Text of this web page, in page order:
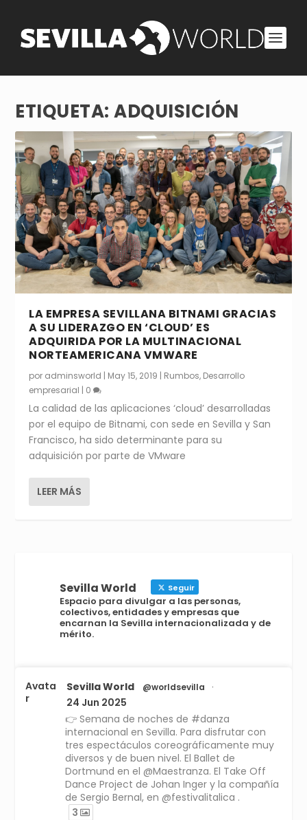
ETIQUETA:ADQUISICIÓN
LA EMPRESA SEVILLANA BITNAMI GRACIAS
A SU LIDERAZGO EN ‘CLOUD’ ES
ADQUIRIDA POR LA MULTINACIONAL
NORTEAMERICANA VMWARE
por adminsworld | May 15, 2019 | Rumbos, Desarrollo
empresarial | 0
La calidad de las aplicaciones ‘cloud’ desarrolladas
por el equipo de Bitnami, con sede en Sevilla y San
Francisco, ha sido determinante para su
adquisición por parte de VMware
LEER MÁS
Sevilla World Seguir
Espacio para divulgar a las personas,
colectivos, entidades y empresas que
encarnan la Sevilla internacionalizada y de
mérito.
Avata
r
Sevilla World @worldsevilla ·
24 Jun 2025
👉 Semana de noches de #danza
internacional en Sevilla. Para disfrutar con
tres espectáculos coreográficamente muy
diversos y de buen nivel. El Ballet de
Dortmund en el @Maestranza. El Take Off
Dance Project de Johan Inger y la compañía
de Sergio Bernal, en @festivalitalica .
3